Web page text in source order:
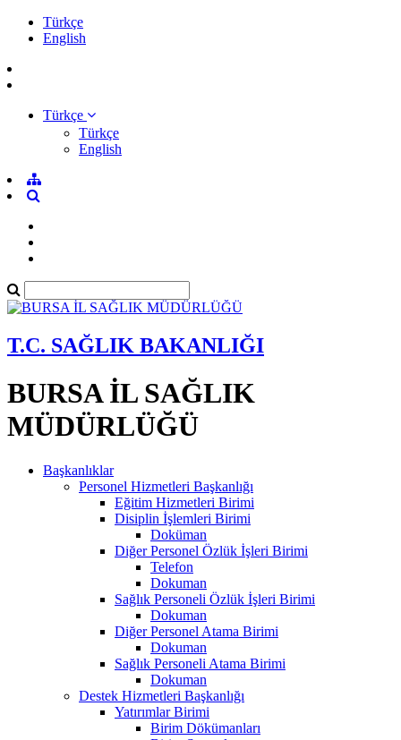
Türkçe
English
Türkçe
Türkçe
English
T.C. SAĞLIK BAKANLIĞI
BURSA İL SAĞLIK
MÜDÜRLÜĞÜ
Başkanlıklar
Personel Hizmetleri Başkanlığı
Eğitim Hizmetleri Birimi
Disiplin İşlemleri Birimi
Doküman
Diğer Personel Özlük İşleri Birimi
Telefon
Dokuman
Sağlık Personeli Özlük İşleri Birimi
Dokuman
Diğer Personel Atama Birimi
Dokuman
Sağlık Personeli Atama Birimi
Dokuman
Destek Hizmetleri Başkanlığı
Yatırımlar Birimi
Birim Dökümanları